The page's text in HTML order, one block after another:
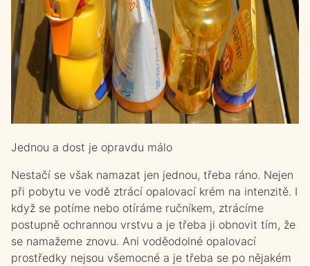
Jednou a dost je opravdu málo
Nestačí se však namazat jen jednou, třeba ráno. Nejen
při pobytu ve vodě ztrácí opalovací krém na intenzitě. I
když se potíme nebo otíráme ručníkem, ztrácíme
postupně ochrannou vrstvu a je třeba ji obnovit tím, že
se namažeme znovu. Ani voděodolné opalovací
prostředky nejsou všemocné a je třeba se po nějakém